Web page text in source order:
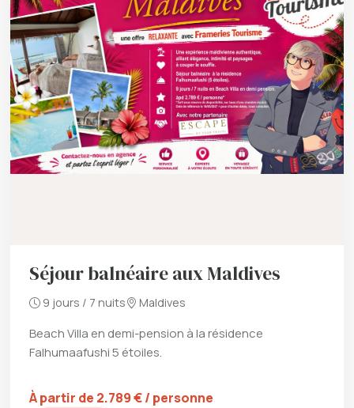
Séjour balnéaire aux Maldives
9 jours / 7 nuits Maldives
Beach Villa en demi-pension à la résidence
Falhumaafushi 5 étoiles.
À partir de 2.789 € / personne